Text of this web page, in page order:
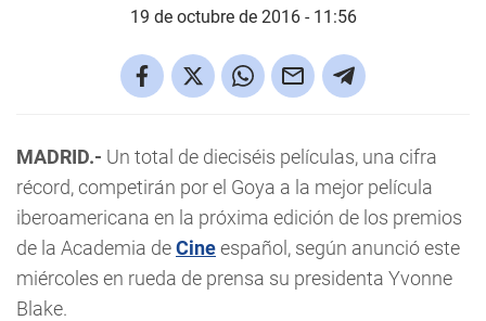
19 de octubre de 2016 - 11:56
MADRID.- Un total de dieciséis películas, una cifra
récord, competirán por el Goya a la mejor película
iberoamericana en la próxima edición de los premios
de la Academia deCineespañol, según anunció este
miércoles en rueda de prensa su presidenta Yvonne
Blake.